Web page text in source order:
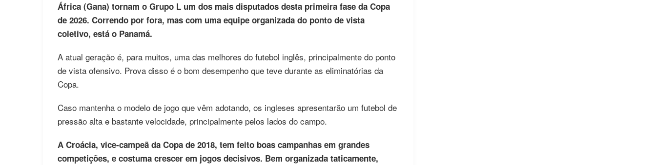
África (Gana) tornam o Grupo L um dos mais disputados desta primeira fase da Copa
de 2026. Correndo por fora, mas com uma equipe organizada do ponto de vista
coletivo, está o Panamá.
A atual geração é, para muitos, uma das melhores do futebol inglês, principalmente do ponto
de vista ofensivo. Prova disso é o bom desempenho que teve durante as eliminatórias da
Copa.
Caso mantenha o modelo de jogo que vêm adotando, os ingleses apresentarão um futebol de
pressão alta e bastante velocidade, principalmente pelos lados do campo.
A Croácia, vice-campeã da Copa de 2018, tem feito boas campanhas em grandes
competições, e costuma crescer em jogos decisivos. Bem organizada taticamente,